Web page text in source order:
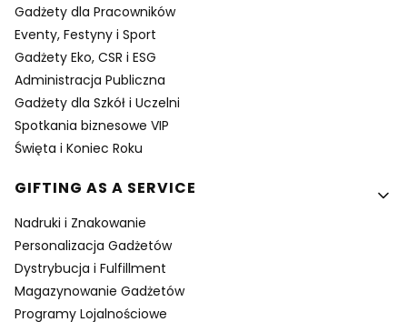
Gadżety dla Pracowników
Eventy, Festyny i Sport
Gadżety Eko, CSR i ESG
Administracja Publiczna
Gadżety dla Szkół i Uczelni
Spotkania biznesowe VIP
Święta i Koniec Roku
GIFTING AS A SERVICE
Nadruki i Znakowanie
Personalizacja Gadżetów
Dystrybucja i Fulfillment
Magazynowanie Gadżetów
Programy Lojalnościowe